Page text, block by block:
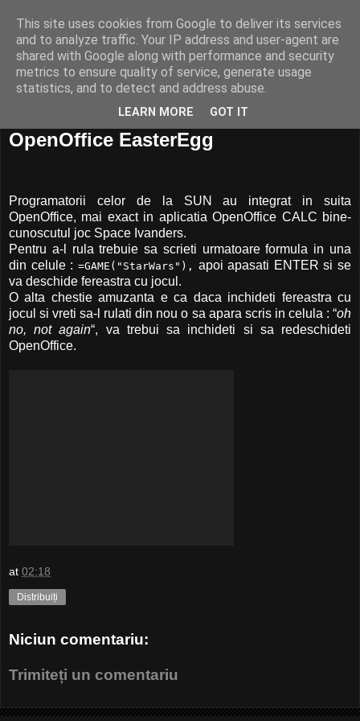
OpenOffice EasterEgg
Programatorii celor de la SUN au integrat in suita
OpenOffice, mai exact in aplicatia OpenOffice CALC bine-
cunoscutul joc Space Ivanders.
Pentru a-l rula trebuie sa scrieti urmatoare formula in una
din celule : =GAME("StarWars"), apoi apasati ENTER si se
va deschide fereastra cu jocul.
O alta chestie amuzanta e ca daca inchideti fereastra cu
jocul si vreti sa-l rulati din nou o sa apara scris in celula : “oh
no, not again“, va trebui sa inchideti si sa redeschideti
OpenOffice.
at 02:18
Distribuiți
Niciun comentariu:
Trimiteți un comentariu
This site uses cookies from Google to deliver its services
and to analyze traffic. Your IP address and user-agent are
shared with Google along with performance and security
metrics to ensure quality of service, generate usage
statistics, and to detect and address abuse.
LEARN MORE GOT IT